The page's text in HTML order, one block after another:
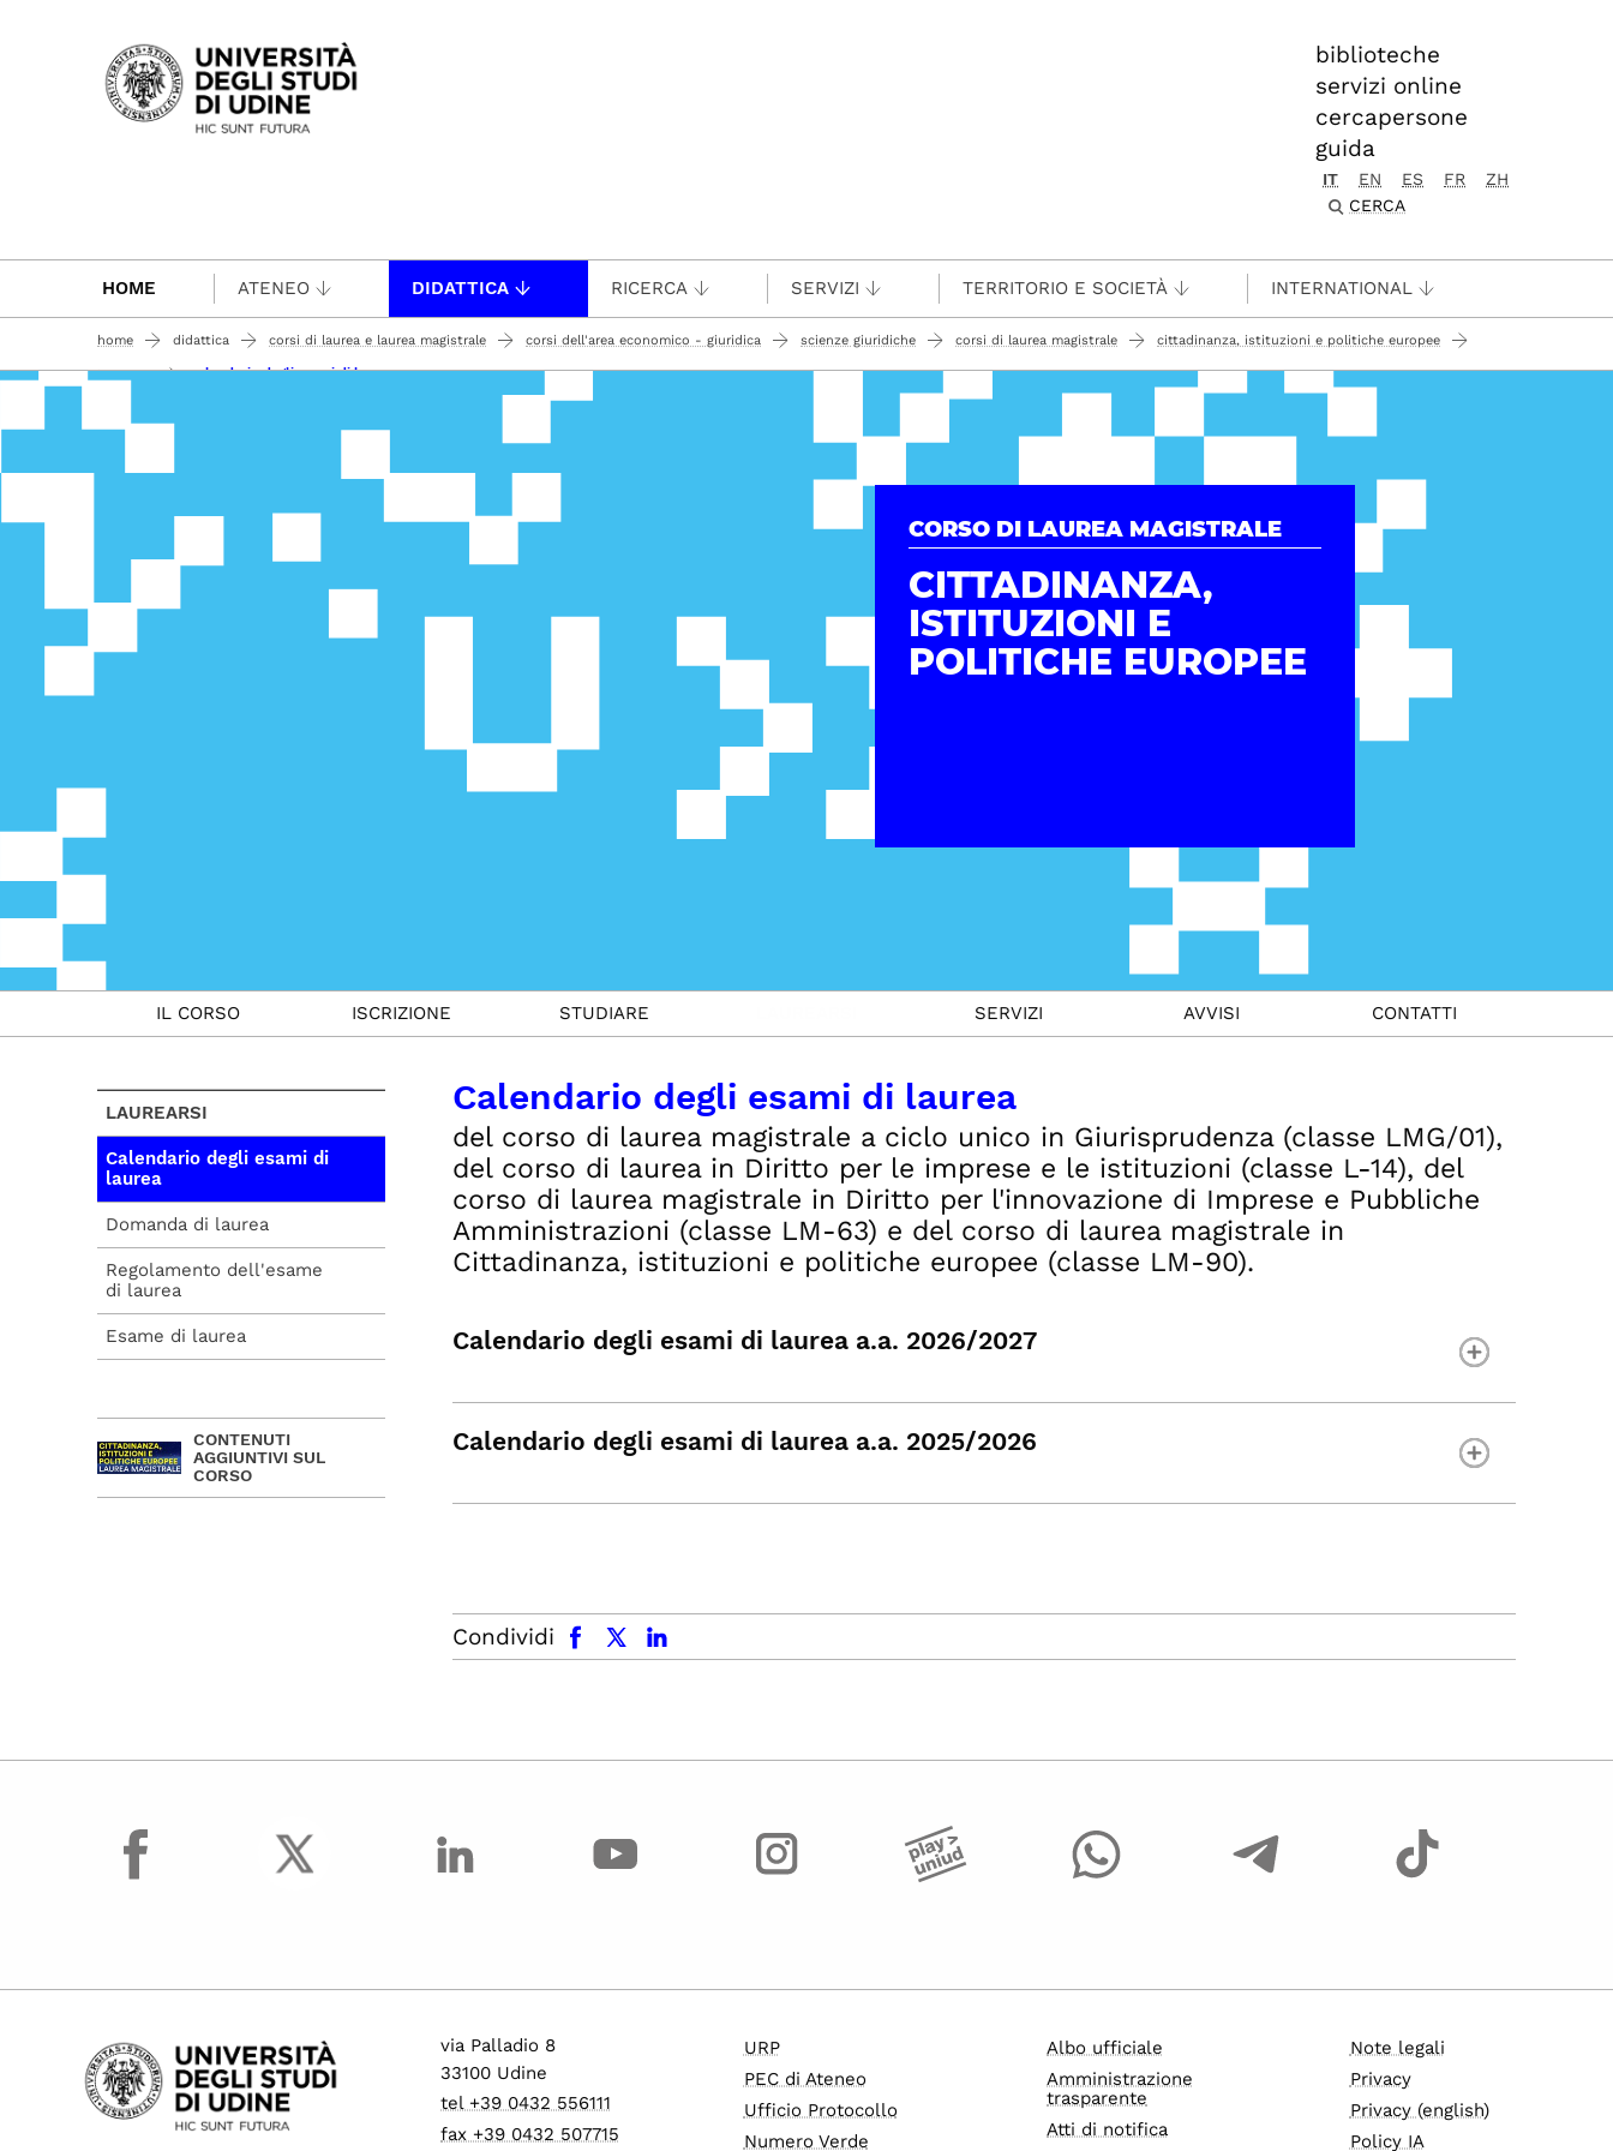
Passa al contenuto principale
biblioteche
servizi online
cercapersone
guida
IT EN ES FR
ZH
CERCA
HOME ATENEO DIDATTICA RICERCA SERVIZI TERRITORIO E SOCIETÀ INTERNATIONAL
home didattica corsi di laurea e laurea magistrale corsi dell'area economico - giuridica scienze giuridiche corsi di laurea magistrale cittadinanza, istituzioni e politiche europee
laurearsi calendario degli esami di laurea
CORSO DI LAUREA MAGISTRALE
CITTADINANZA,
ISTITUZIONI E
POLITICHE EUROPEE
IL CORSO ISCRIZIONE STUDIARE SERVIZI AVVISI CONTATTI
Calendario degli esami di laurea
del corso di laurea magistrale a ciclo unico in Giurisprudenza (classe LMG/01),
del corso di laurea in Diritto per le imprese e le istituzioni (classe L-14), del
corso di laurea magistrale in Diritto per l'innovazione di Imprese e Pubbliche
Amministrazioni (classe LM-63) e del corso di laurea magistrale in
Cittadinanza, istituzioni e politiche europee (classe LM-90).
Calendario degli esami di laurea a.a. 2026/2027
Calendario degli esami di laurea a.a. 2025/2026
Condividi
facebook x.com linkedin
LAUREARSI
Calendario degli esami di
laurea
Domanda di laurea
Regolamento dell'esame
di laurea
Esame di laurea
CONTENUTI
AGGIUNTIVI SUL
CORSO
facebook
via Palladio 8
33100 Udine
tel +39 0432 556111
fax +39 0432 507715
URP
PEC di Ateneo
Ufficio Protocollo
Numero Verde
Albo ufficiale
Amministrazione
trasparente
Atti di notifica
Note legali
Privacy
Privacy (english)
Policy IA